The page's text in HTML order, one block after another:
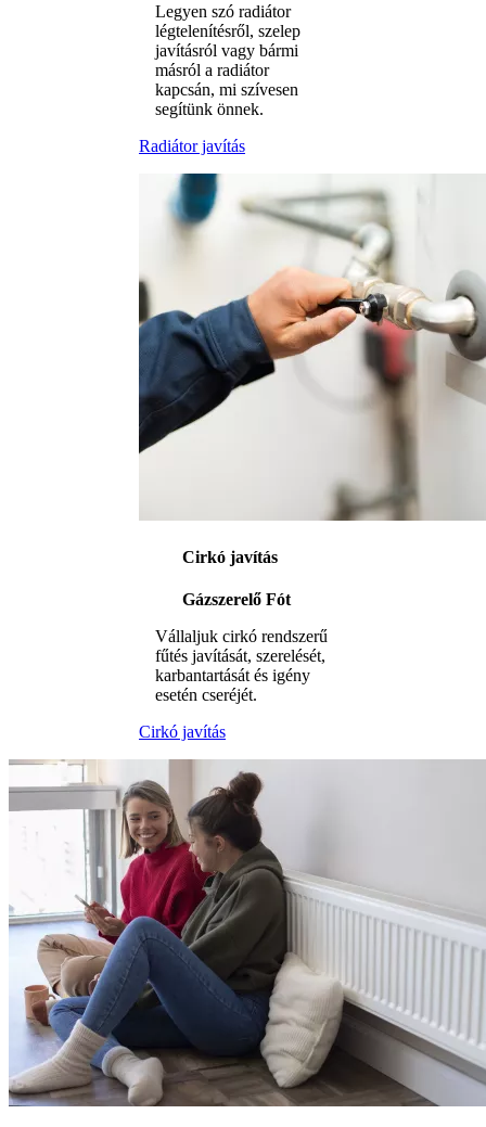
Legyen szó radiátor
légtelenítésről, szelep
javításról vagy bármi
másról a radiátor
kapcsán, mi szívesen
segítünk önnek.
Radiátor javítás
Cirkó javítás
Gázszerelő Fót
Vállaljuk cirkó rendszerű
fűtés javítását, szerelését,
karbantartását és igény
esetén cseréjét.
Cirkó javítás